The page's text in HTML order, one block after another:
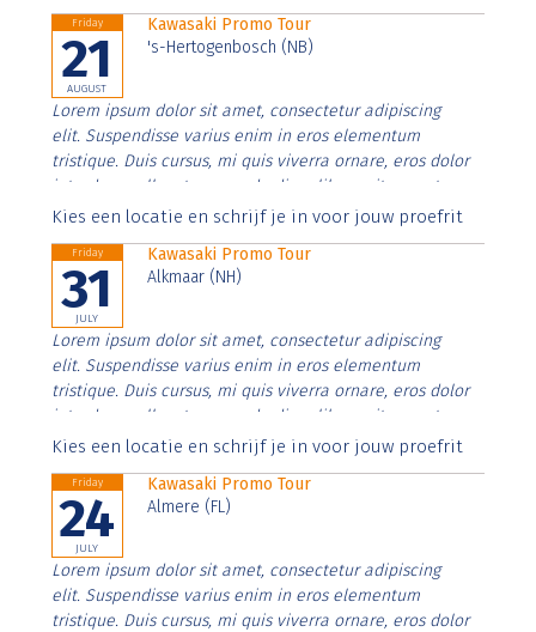
Friday
21
AUGUST
Kawasaki Promo Tour
's-Hertogenbosch (NB)
Lorem ipsum dolor sit amet, consectetur adipiscing
elit. Suspendisse varius enim in eros elementum
tristique. Duis cursus, mi quis viverra ornare, eros dolor
interdum nulla, ut commodo diam libero vitae erat.
Aenean faucibus nibh et justo cursus id rutrum lorem
Kies een locatie en schrijf je in voor jouw proefrit
Friday
31
JULY
Kawasaki Promo Tour
Alkmaar (NH)
Lorem ipsum dolor sit amet, consectetur adipiscing
elit. Suspendisse varius enim in eros elementum
tristique. Duis cursus, mi quis viverra ornare, eros dolor
interdum nulla, ut commodo diam libero vitae erat.
Aenean faucibus nibh et justo cursus id rutrum lorem
Kies een locatie en schrijf je in voor jouw proefrit
Friday
24
JULY
Kawasaki Promo Tour
Almere (FL)
Lorem ipsum dolor sit amet, consectetur adipiscing
elit. Suspendisse varius enim in eros elementum
tristique. Duis cursus, mi quis viverra ornare, eros dolor